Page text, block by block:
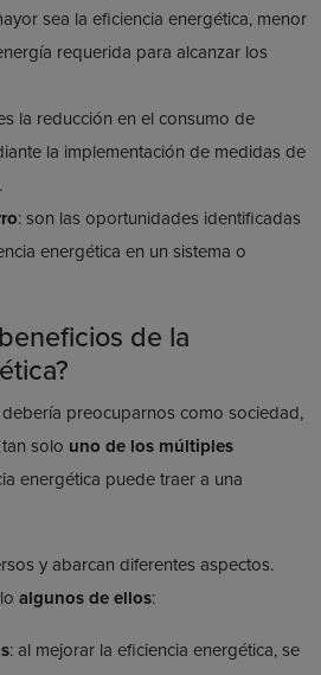
sea la eficiencia energética, menor
requerida para alcanzar los
la reducción en el consumo de
la implementación de medidas de
: son las oportunidades identificadas
energética en un sistema o
de la
preocuparnos como sociedad,
solo uno de los múltiples
energética puede traer a una
y abarcan diferentes aspectos.
algunos de ellos:
: al mejorar la eficiencia energética, se